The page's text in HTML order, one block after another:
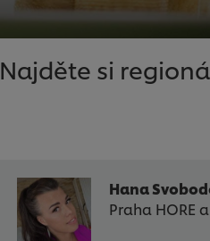
Najděte si
Hana
Praha HORE